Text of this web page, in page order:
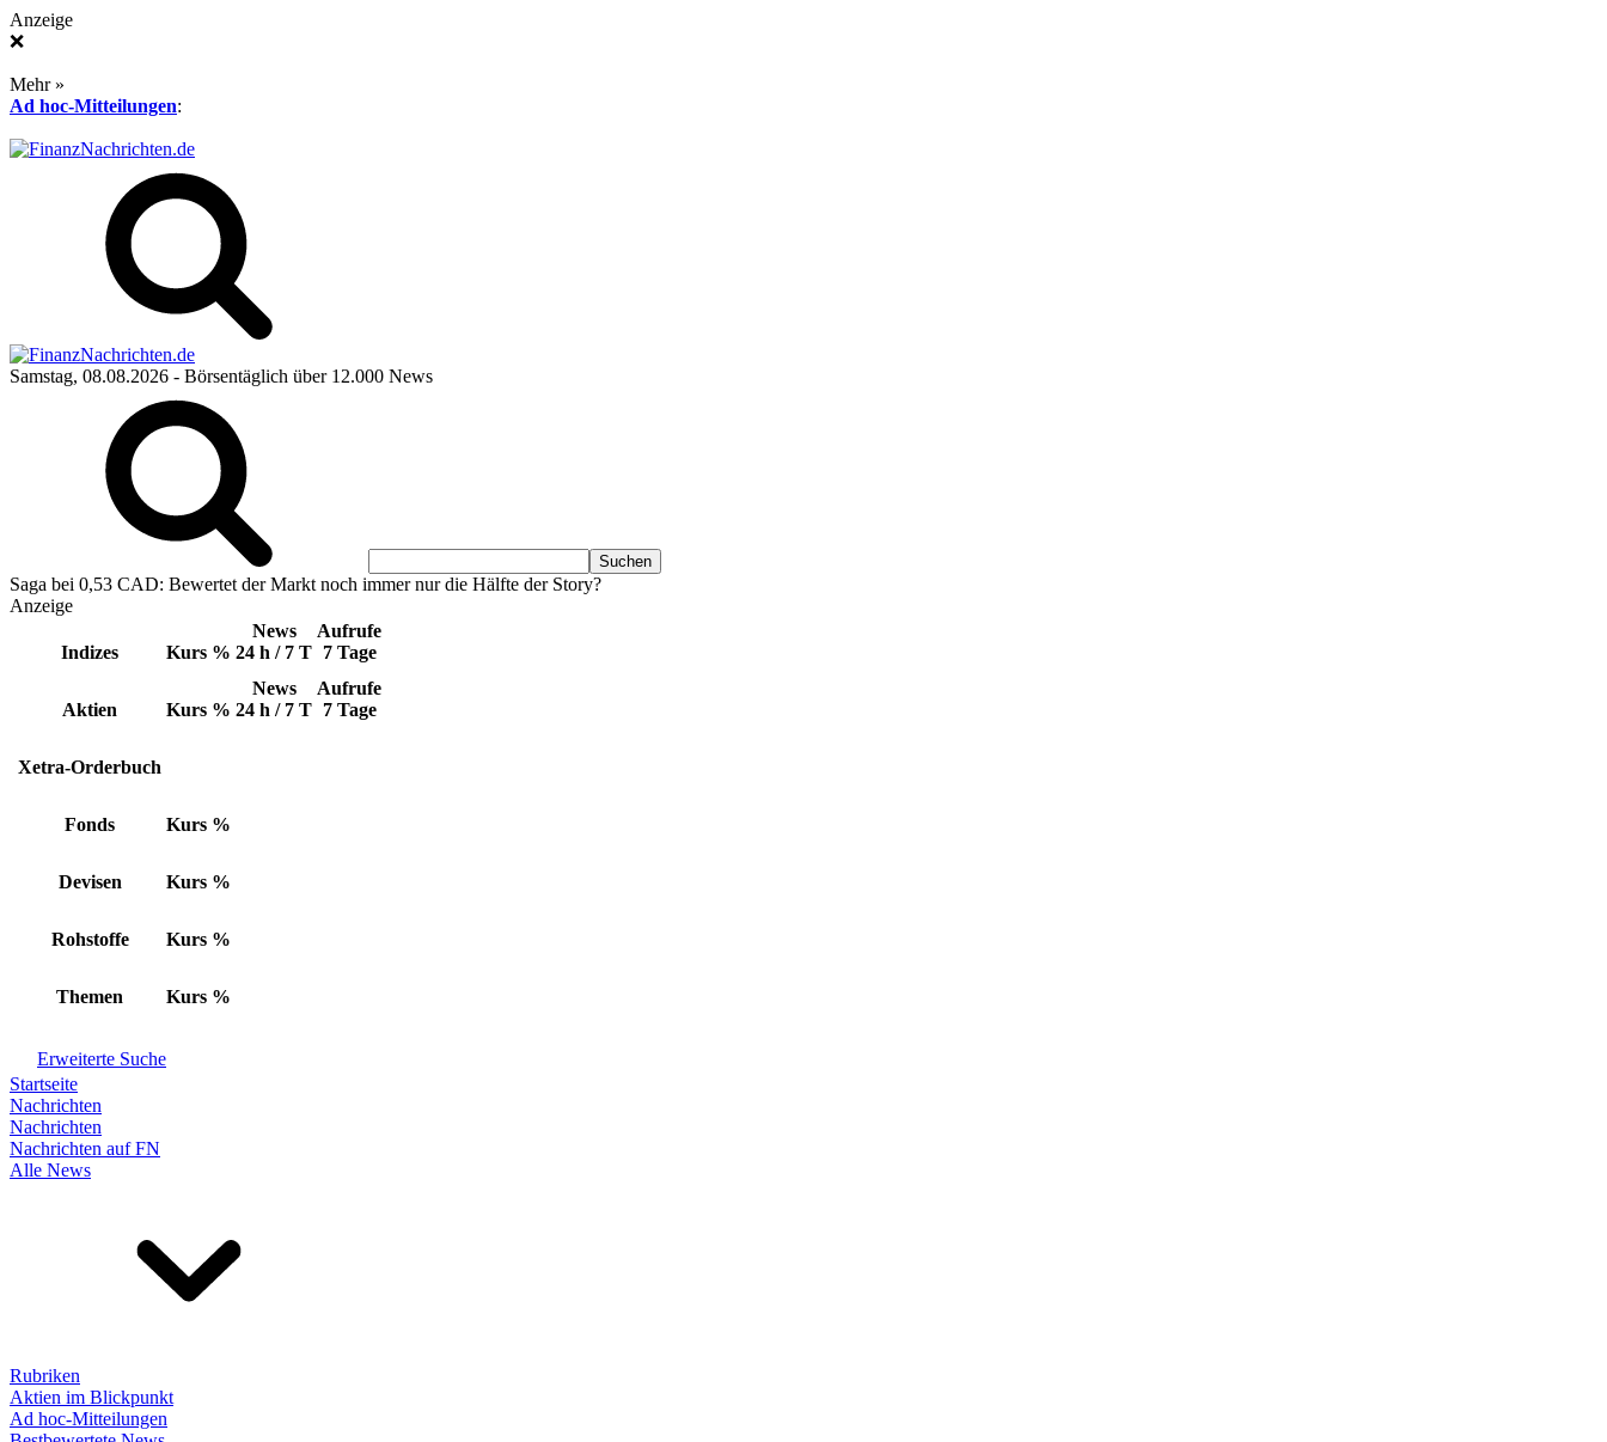
Anzeige
❌
Mehr »
Ad hoc-Mitteilungen:
Samstag, 08.08.2026 - Börsentäglich über 12.000 News
Saga bei 0,53 CAD: Bewertet der Markt noch immer nur die Hälfte der Story?
Anzeige
Indizes Kurs %
News
24 h / 7 T
Aufrufe
7 Tage
Aktien Kurs %
News
24 h / 7 T
Aufrufe
7 Tage
Xetra-Orderbuch
Fonds Kurs %
Devisen Kurs %
Rohstoffe Kurs %
Themen Kurs %
Erweiterte Suche
Startseite
Nachrichten
Nachrichten
Nachrichten auf FN
Alle News
Rubriken
Aktien im Blickpunkt
Ad hoc-Mitteilungen